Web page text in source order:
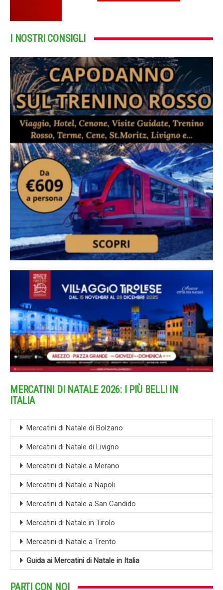
I NOSTRI CONSIGLI
MERCATINI DI NATALE 2026: I PIÙ BELLI IN
ITALIA
Mercatini di Natale di Bolzano
Mercatini di Natale di Livigno
Mercatini di Natale a Merano
Mercatini di Natale a Napoli
Mercatini di Natale a San Candido
Mercatini di Natale in Tirolo
Mercatini di Natale a Trento
Guida ai Mercatini di Natale in Italia
PARTI CON NOI